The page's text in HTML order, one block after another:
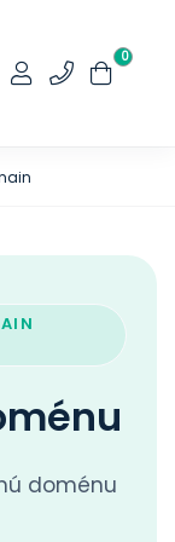
0
doménu